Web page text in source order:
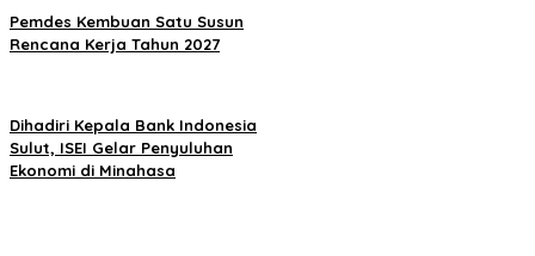
Pemdes Kembuan Satu Susun
Rencana Kerja Tahun 2027
Dihadiri Kepala Bank Indonesia
Sulut, ISEI Gelar Penyuluhan
Ekonomi di Minahasa